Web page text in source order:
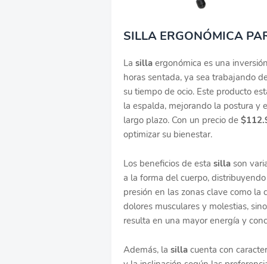
SILLA ERGONÓMICA
La silla ergonómica es una
horas sentada, ya sea trabajando
su tiempo de ocio. Este producto
la espalda, mejorando la postura y
largo plazo. Con un precio de
optimizar su bienestar.
Los beneficios de esta silla son
a la forma del cuerpo,
presión en las zonas clave como
dolores musculares y molestias,
resulta en una mayor energía y
Además, la silla cuenta con